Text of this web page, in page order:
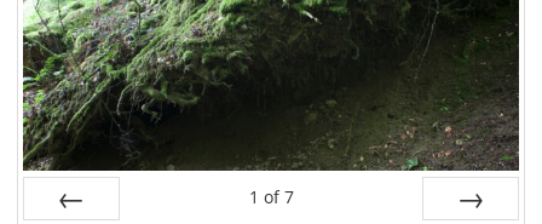
1 of 7